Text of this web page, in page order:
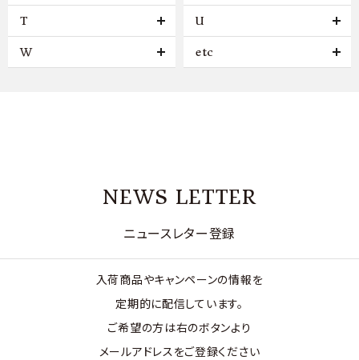
T U
W etc
NEWS LETTER
ニュースレター登録
入荷商品やキャンペーンの情報を
定期的に配信しています。
ご希望の方は右のボタンより
メールアドレスをご登録ください